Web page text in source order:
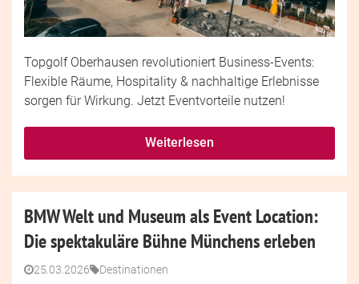
Topgolf Oberhausen revolutioniert Business-Events:
Flexible Räume, Hospitality & nachhaltige Erlebnisse
sorgen für Wirkung. Jetzt Eventvorteile nutzen!
Weiterlesen
BMW Welt und Museum als Event Location:
Die spektakuläre Bühne Münchens erleben
25.03.2026 Destinationen